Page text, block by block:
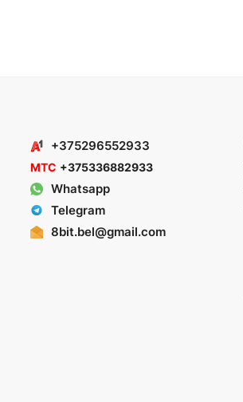
+375296552933
МТС +375336882933
Whatsapp
Telegram
8bit.bel@gmail.com